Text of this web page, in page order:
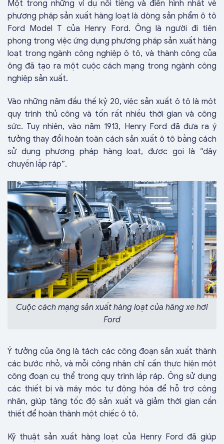
Một trong những ví dụ nổi tiếng và điển hình nhất về
phương pháp sản xuất hàng loạt là dòng sản phẩm ô tô
Ford Model T của Henry Ford. Ông là người đi tiên
phong trong việc ứng dụng phương pháp sản xuất hàng
loạt trong ngành công nghiệp ô tô, và thành công của
ông đã tạo ra một cuộc cách mạng trong ngành công
nghiệp sản xuất.
Vào những năm đầu thế kỷ 20, việc sản xuất ô tô là một
quy trình thủ công và tốn rất nhiều thời gian và công
sức. Tuy nhiên, vào năm 1913, Henry Ford đã đưa ra ý
tưởng thay đổi hoàn toàn cách sản xuất ô tô bằng cách
sử dụng phương pháp hàng loạt, được gọi là “dây
chuyền lắp ráp”.
Cuộc cách mạng sản xuất hàng loạt của hãng xe hơi
Ford
Ý tưởng của ông là tách các công đoạn sản xuất thành
các bước nhỏ, và mỗi công nhân chỉ cần thực hiện một
công đoạn cụ thể trong quy trình lắp ráp. Ông sử dụng
các thiết bị và máy móc tự động hóa để hỗ trợ công
nhân, giúp tăng tốc độ sản xuất và giảm thời gian cần
thiết để hoàn thành một chiếc ô tô.
Kỹ thuật sản xuất hàng loạt của Henry Ford đã giúp